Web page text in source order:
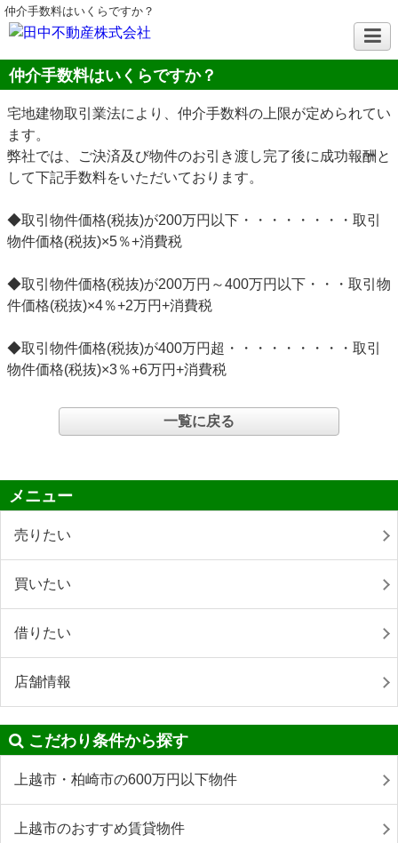
仲介手数料はいくらですか？
仲介手数料はいくらですか？
宅地建物取引業法により、仲介手数料の上限が定められてい
ます。
弊社では、ご決済及び物件のお引き渡し完了後に成功報酬と
して下記手数料をいただいております。
◆取引物件価格(税抜)が200万円以下・・・・・・・・取引
物件価格(税抜)×5％+消費税
◆取引物件価格(税抜)が200万円～400万円以下・・・取引物
件価格(税抜)×4％+2万円+消費税
◆取引物件価格(税抜)が400万円超・・・・・・・・・取引
物件価格(税抜)×3％+6万円+消費税
一覧に戻る
メニュー
売りたい
買いたい
借りたい
店舗情報
こだわり条件から探す
上越市・柏崎市の600万円以下物件
上越市のおすすめ賃貸物件